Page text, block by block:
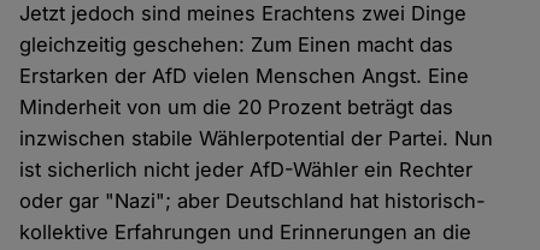
Jetzt jedoch sind meines Erachtens zwei Dinge
gleichzeitig geschehen: Zum Einen macht das
Erstarken der AfD vielen Menschen Angst. Eine
Minderheit von um die 20 Prozent beträgt das
inzwischen stabile Wählerpotential der Partei. Nun
ist sicherlich nicht jeder AfD-Wähler ein Rechter
oder gar "Nazi"; aber Deutschland hat historisch-
kollektive Erfahrungen und Erinnerungen an die